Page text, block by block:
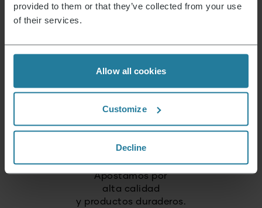
provided to them or that they’ve collected from your use
of their services.
Allow all cookies
Customize
Decline
No un lujo para unos pocos,
sino un estilo de vida al
Combinamos tecnología
intuitiva con los estándares
de calidad alemanes.
Apostamos por
alta calidad
y productos duraderos.